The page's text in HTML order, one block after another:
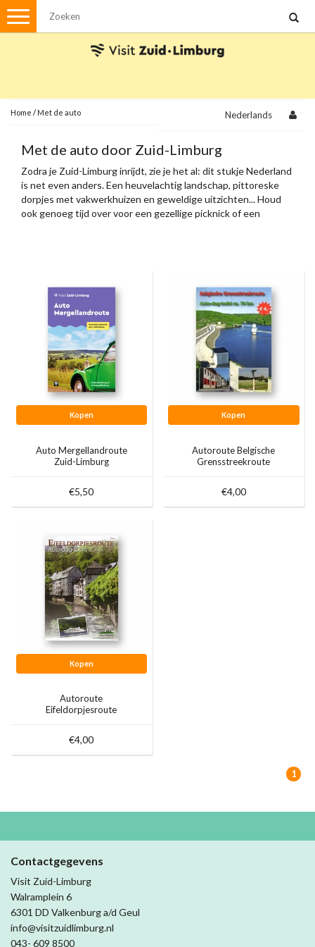
Menu
Met de auto
Visvergunningen
Brochures en kaarten
Plattegronden
Uit de streek
Kerstpakketten
Ansichtkaarten
Home / Met de auto Nederlands
Met de auto door Zuid-Limburg
Zodra je Zuid-Limburg inrijdt, zie je het al: dit stukje Nederland
is net even anders. Een heuvelachtig landschap, pittoreske
dorpjes met vakwerkhuizen en geweldige uitzichten... Houd
ook genoeg tijd over voor een gezellige picknick of een
Kopen
Auto Mergellandroute
Zuid-Limburg
€5,50
Kopen
Autoroute Belgische
Grensstreekroute
€4,00
Kopen
Autoroute
Eifeldorpjesroute
€4,00
1
Contactgegevens
Visit Zuid-Limburg
Walramplein 6
6301 DD Valkenburg a/d Geul
info@visitzuidlimburg.nl
043- 609 8500